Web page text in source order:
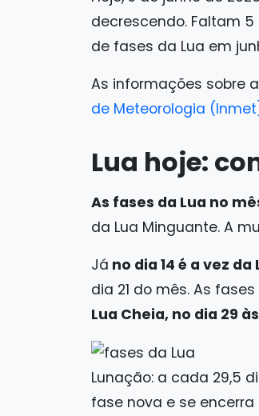
decrescendo. Faltam
de fases da Lua em
As informações sobre
de Meteorologia
Lua hoje:
As fases da Lua no
da Lua Minguante. A
Já no dia 14 é a vez da
dia 21 do mês. As
Lua Cheia, no dia 29
Lunação: a cada 29,5
fase nova e se encerra